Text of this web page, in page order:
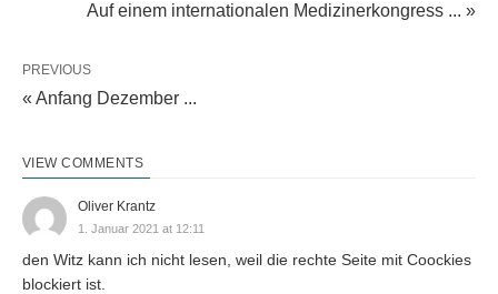
Auf einem internationalen Medizinerkongress ... »
PREVIOUS
« Anfang Dezember ...
VIEW COMMENTS
Oliver Krantz
1. Januar 2021 at 12:11
den Witz kann ich nicht lesen, weil die rechte Seite mit Coockies
blockiert ist.